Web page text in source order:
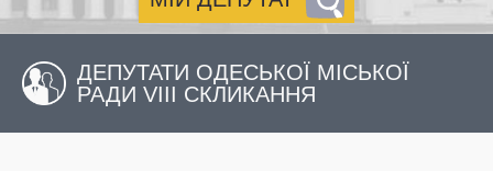
ДЕПУТАТИ ОДЕСЬКОЇ МІСЬКОЇ
РАДИ VIII СКЛИКАННЯ